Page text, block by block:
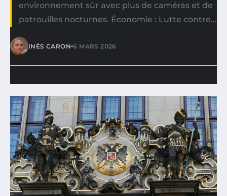
environnement sûr avec plus de caméras et de
patrouilles nocturnes. Économie : Lutte contre…
INÈS CARON•6 MARS 2026